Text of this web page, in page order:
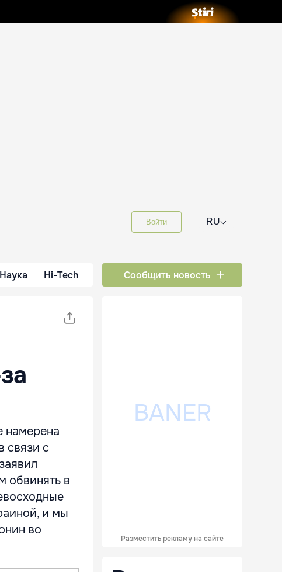
Войти RU⌵
Наука Hi-Tech Сообщить новость
связи с
обвинять в
и мы
во
Разместить рекламу на сайте